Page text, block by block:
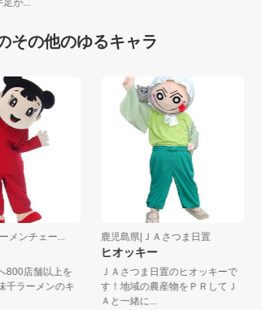
手足が...
その他のゆるキャラ
チェー...
店舗以上を
ーメンのキ
鹿児島県|ＪＡさつま日置
ヒオッキー
ＪＡさつま日置のヒオッキーで
す！地域の農産物をＰＲしてＪ
Ａと一緒に...
福
明
ま
ん